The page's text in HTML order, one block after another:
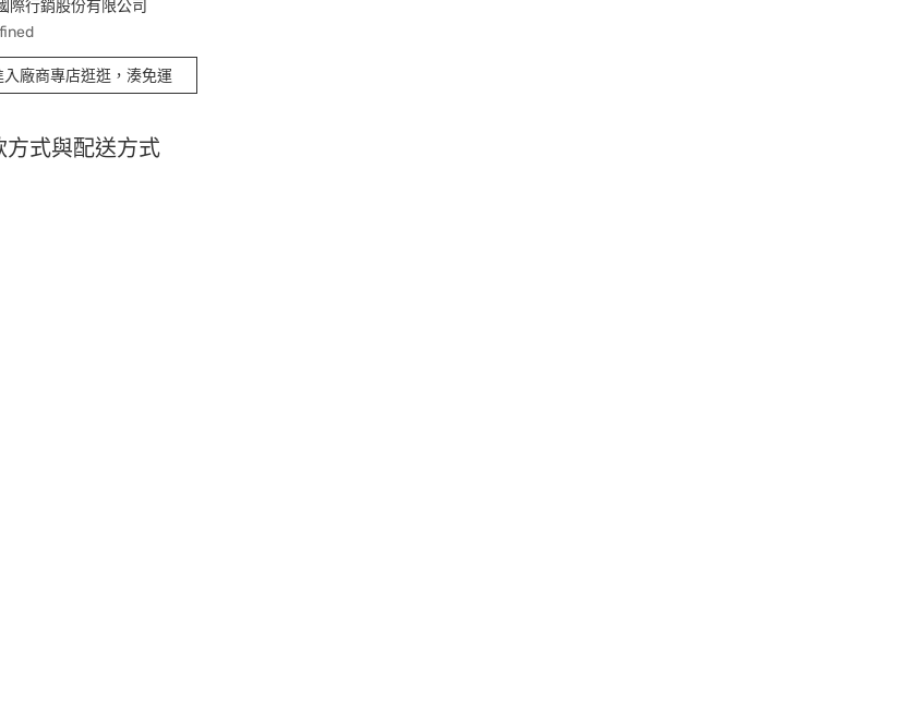
際行銷股份有限公司
入廠商專店逛逛，湊免運
方式與配送方式